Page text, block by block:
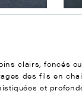
clairs, foncés
des fils en
et